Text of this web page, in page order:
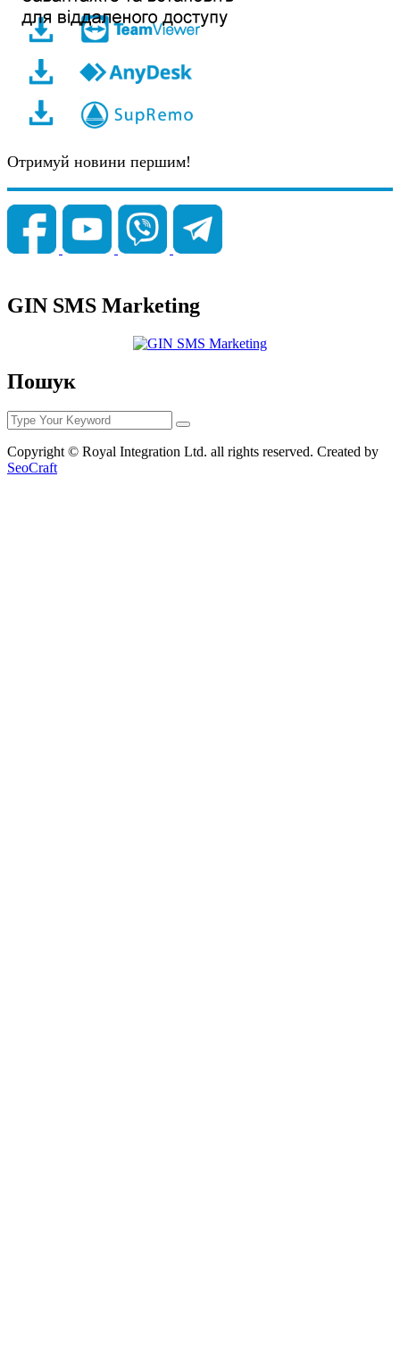
Отримуй новини першим!
GIN SMS Marketing
Пошук
Copyright © Royal Integration Ltd. all rights reserved. Created by
SeoCraft